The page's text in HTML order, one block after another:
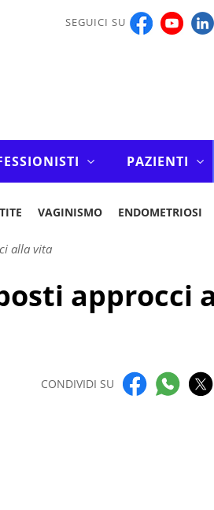
SEGUICI SU
PAZIENTI
VAGINISMO ENDOMETRIOSI
alla vita
approcci
CONDIVIDI SU